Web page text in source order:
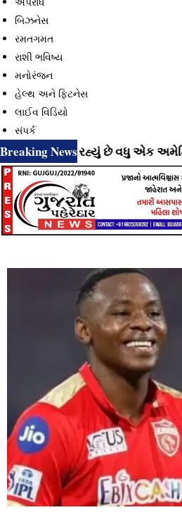
બિઝનેસ
રમતગમત
રાશી ભવિષ્ય
મનોરંજન
હેલ્થ અને ફિટનેસ
લાઈવ વિડિયો
સંપર્ક
Breaking News
રહ્યું છે વધુ એક અમેઝિંગ